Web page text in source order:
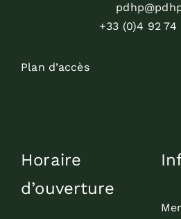
+33 (0)4 92 74
Plan d’accès
Horaire
d’ouverture